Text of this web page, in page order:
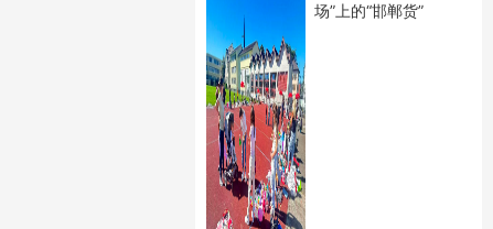
场”上的“邯郸货”